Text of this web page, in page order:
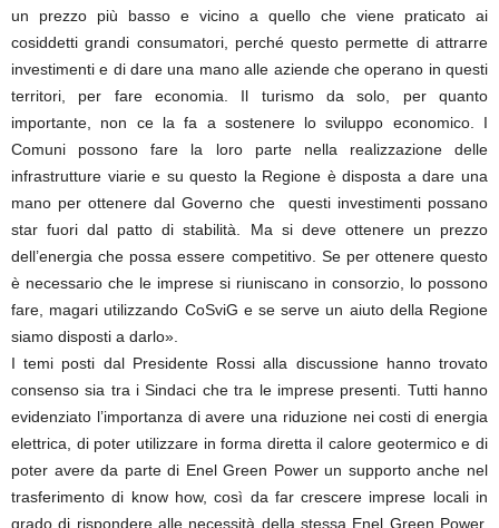
un prezzo più basso e vicino a quello che viene praticato ai
cosiddetti grandi consumatori, perché questo permette di attrarre
investimenti e di dare una mano alle aziende che operano in questi
territori, per fare economia. Il turismo da solo, per quanto
importante, non ce la fa a sostenere lo sviluppo economico. I
Comuni possono fare la loro parte nella realizzazione delle
infrastrutture viarie e su questo la Regione è disposta a dare una
mano per ottenere dal Governo che questi investimenti possano
star fuori dal patto di stabilità. Ma si deve ottenere un prezzo
dell’energia che possa essere competitivo. Se per ottenere questo
è necessario che le imprese si riuniscano in consorzio, lo possono
fare, magari utilizzando CoSviG e se serve un aiuto della Regione
siamo disposti a darlo».
I temi posti dal Presidente Rossi alla discussione hanno trovato
consenso sia tra i Sindaci che tra le imprese presenti. Tutti hanno
evidenziato l’importanza di avere una riduzione nei costi di energia
elettrica, di poter utilizzare in forma diretta il calore geotermico e di
poter avere da parte di Enel Green Power un supporto anche nel
trasferimento di know how, così da far crescere imprese locali in
grado di rispondere alle necessità della stessa Enel Green Power,